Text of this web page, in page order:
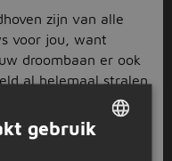
zijn van alle
voor jou, want
droombaan er ook
al helemaal stralen
jij verantwoordelijk
en repareren van
gebruik